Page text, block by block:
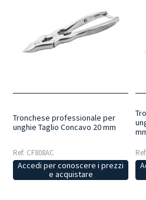
Tronchese professionale per
unghie Taglio Concavo 20 mm
Ref: CF808AC
Accedi per conoscere i prezzi
e acquistare